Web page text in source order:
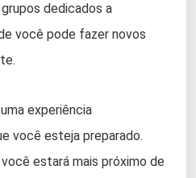
dedicados a
você pode fazer novos
experiência
você esteja preparado.
estará mais próximo de